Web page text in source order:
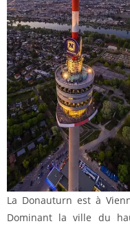
La Donauturn est à
Dominant la ville du